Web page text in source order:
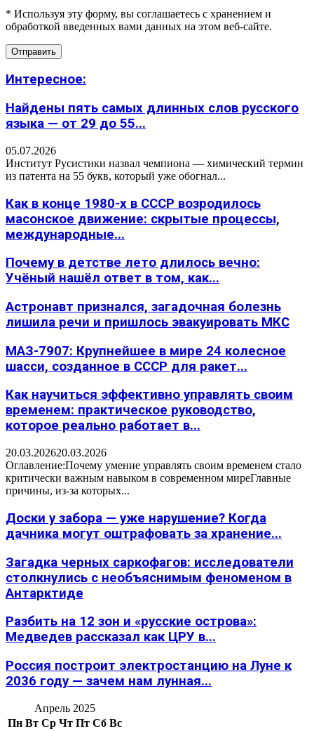
* Используя эту форму, вы соглашаетесь с хранением и
обработкой введенных вами данных на этом веб-сайте.
Интересное:
Найдены пять самых длинных слов русского
языка — от 29 до 55...
05.07.2026
Институт Русистики назвал чемпиона — химический термин
из патента на 55 букв, который уже обогнал...
Как в конце 1980-х в СССР возродилось
масонское движение: скрытые процессы,
международные...
Почему в детстве лето длилось вечно:
Учёный нашёл ответ в том, как...
Астронавт признался, загадочная болезнь
лишила речи и пришлось эвакуировать МКС
МАЗ-7907: Крупнейшее в мире 24 колесное
шасси, созданное в СССР для ракет...
Как научиться эффективно управлять своим
временем: практическое руководство,
которое реально работает в...
20.03.202620.03.2026
Оглавление:Почему умение управлять своим временем стало
критически важным навыком в современном миреГлавные
причины, из-за которых...
Доски у забора — уже нарушение? Когда
дачника могут оштрафовать за хранение...
Загадка черных саркофагов: исследователи
столкнулись с необъяснимым феноменом в
Антарктиде
Разбить на 12 зон и «русские острова»:
Медведев рассказал как ЦРУ в...
Россия построит электростанцию на Луне к
2036 году — зачем нам лунная...
Апрель 2025
Пн Вт Ср Чт Пт Сб Вс